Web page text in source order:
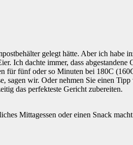
gelegt hätte. Aber ich habe
Ich dachte immer, dass
für fünf oder so Minuten bei 180C
wir. Oder nehmen Sie einen
das perfekteste Gericht zubereiten.
Mittagessen oder einen Snack